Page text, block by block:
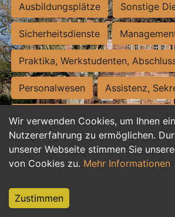
Wir verwenden Cookies, um Ihnen
Nutzererfahrung zu ermöglichen.
unserer Webseite stimmen Sie
von Cookies zu. Mehr Informationen
Zustimmen
Ausbildungsplätze Sonstige
Sicherheitsdienste
Praktika, Werkstudenten,
Personalwesen Assistenz,
Hilfskräfte, Aushilfs- und Nebenjobs
Einkauf, Logistik,
Weiterbildung, Studium, duale
Tourismus